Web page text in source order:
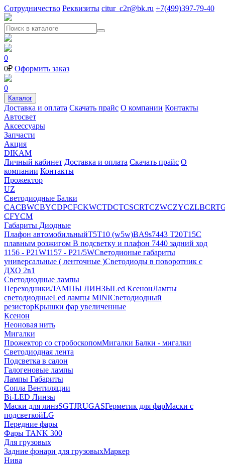
Сотрудничество Реквизиты citur_c2r@bk.ru +7(499)397-79-40
0
0₽ Оформить заказ
0
Каталог
Доставка и оплата Скачать прайс О компании Контакты
Автосвет
Аксессуары
Запчасти
Акция
DIKAM
Личный кабинет Доставка и оплата Скачать прайс О
компании Контакты
Прожектор
UZ
Светодиодные Балки
CACBWCBYCDPCFCKWCTDCTCSCRTCZWCZYCZLB
CFYCM
Габариты Диодные
Плафон автомобильныйT5T10 (w5w)BA9s7443 T20T15С
плавным розжигом В подсветку и плафон 7440 задний ход
1156 - P21W1157 - P21/5WСветодионые габариты
универсальные ( ленточные )Светодиоды в поворотник с
ДХО 2в1
Светодиодные лампы
ПереходникиЛАМПЫ ЛИНЗЫLed КсенонЛампы
светодиодныеLed лампы MINIСветодиодный
резисторКрышки фар увеличенные
Ксенон
Неоновая нить
Мигалки
Прожектор со стробоскопомМигалки Балки - мигалки
Светодиодная лента
Подсветка в салон
Галогеновые лампы
Лампы Габариты
Сопла Вентиляции
Bi-LED Линзы
Маски для линзSGTJRUGASГерметик для фарМаски с
подсветкойLG
Передние фары
Фары TANK 300
Для грузовых
Задние фонари для грузовыхМаркер
Нива